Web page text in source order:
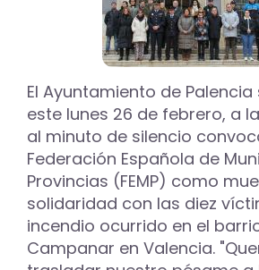
El Ayuntamiento de
este lunes 26 de febrero, a
al minuto de silencio
Federación Española de
Provincias (FEMP) como
solidaridad con las diez
incendio ocurrido en el
Campanar en Valencia.